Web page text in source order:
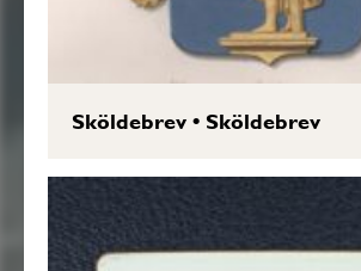
Sköldebrev•Sköldebrev